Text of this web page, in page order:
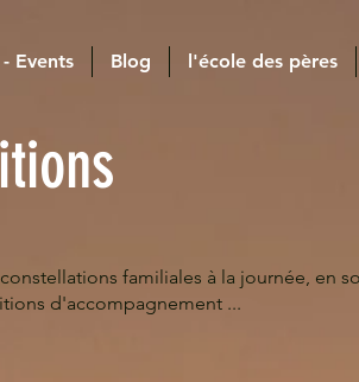
Events Blog l'école des pères
familiales à la journée, en
d'accompagnement ...